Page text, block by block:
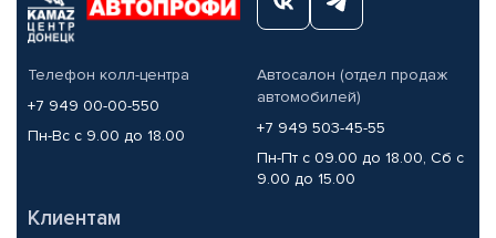
Телефон колл-центра
+7 949 00-00-550
Пн-Вс с 9.00 до 18.00
Автосалон (отдел продаж
автомобилей)
+7 949 503-45-55
Пн-Пт с 09.00 до 18.00, Сб с
9.00 до 15.00
Клиентам